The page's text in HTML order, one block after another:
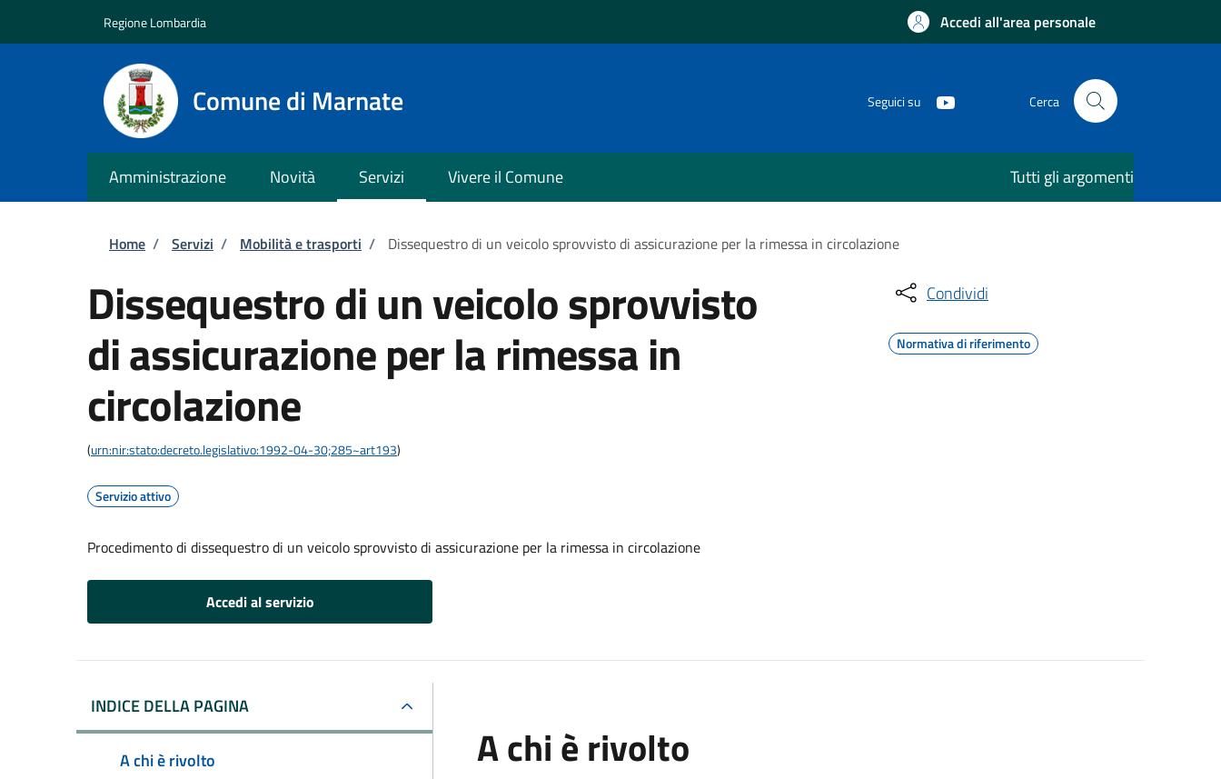
Regione Lombardia Accedi all'area personale
Comune di Marnate Seguici su Cerca
Amministrazione Novità Servizi Vivere il Comune Tutti gli argomenti
Briciole di pane
Home / Servizi / Mobilità e trasporti / Dissequestro di un veicolo sprovvisto di assicurazione per la rimessa in circolazione
Dissequestro di un veicolo sprovvisto
di assicurazione per la rimessa in
circolazione
(urn:nir:stato:decreto.legislativo:1992-04-30;285~art193)
Servizio attivo
Procedimento di dissequestro di un veicolo sprovvisto di assicurazione per la rimessa in circolazione
Accedi al servizio
Condividi
Normativa di riferimento
INDICE DELLA PAGINA
A chi è rivolto
A chi è rivolto